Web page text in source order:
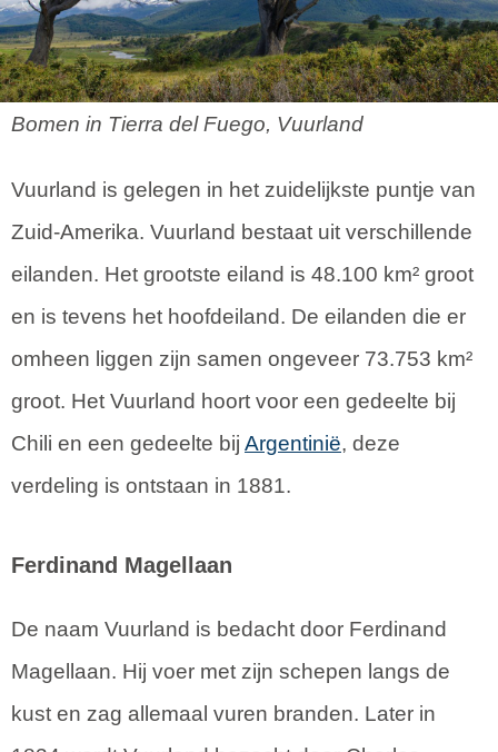
Bomen in Tierra del Fuego, Vuurland
Vuurland is gelegen in het zuidelijkste puntje van
Zuid-Amerika. Vuurland bestaat uit verschillende
eilanden. Het grootste eiland is 48.100 km² groot
en is tevens het hoofdeiland. De eilanden die er
omheen liggen zijn samen ongeveer 73.753 km²
groot. Het Vuurland hoort voor een gedeelte bij
Chili en een gedeelte bij Argentinië, deze
verdeling is ontstaan in 1881.
Ferdinand Magellaan
De naam Vuurland is bedacht door Ferdinand
Magellaan. Hij voer met zijn schepen langs de
kust en zag allemaal vuren branden. Later in